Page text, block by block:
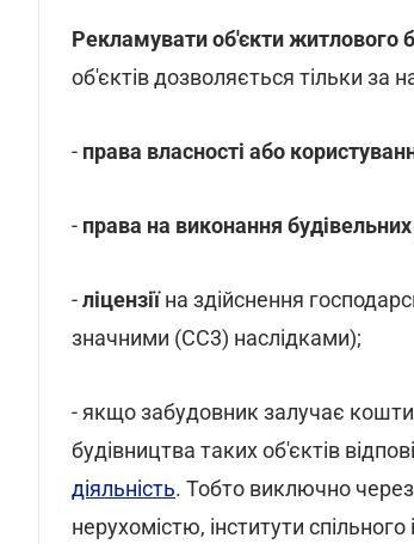
Рекламувати об'єкти житлового
об'єктів дозволяється тільки за
- права власності або
- права на виконання будівельних
-ліцензіїна здійснення
значними (СС3) наслідками);
- якщо забудовник залучає кошти
будівництва таких об'єктів
діяльність. Тобто виключно
нерухомістю, інститути